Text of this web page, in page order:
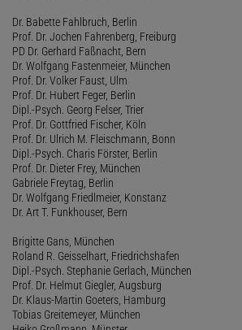
Dr. Babette Fahlbruch, Berlin
Prof. Dr. Jochen Fahrenberg, Freiburg
PD Dr. Gerhard Faßnacht, Bern
Dr. Wolfgang Fastenmeier, München
Prof. Dr. Volker Faust, Ulm
Prof. Dr. Hubert Feger, Berlin
Dipl.-Psych. Georg Felser, Trier
Prof. Dr. Gottfried Fischer, Köln
Prof. Dr. Ulrich M. Fleischmann, Bonn
Dipl.-Psych. Charis Förster, Berlin
Prof. Dr. Dieter Frey, München
Gabriele Freytag, Berlin
Dr. Wolfgang Friedlmeier, Konstanz
Dr. Art T. Funkhouser, Bern
Brigitte Gans, München
Roland R. Geisselhart, Friedrichshafen
Dipl.-Psych. Stephanie Gerlach, München
Prof. Dr. Helmut Giegler, Augsburg
Dr. Klaus-Martin Goeters, Hamburg
Tobias Greitemeyer, München